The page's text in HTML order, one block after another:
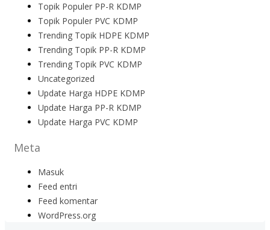
Topik Populer PP-R KDMP
Topik Populer PVC KDMP
Trending Topik HDPE KDMP
Trending Topik PP-R KDMP
Trending Topik PVC KDMP
Uncategorized
Update Harga HDPE KDMP
Update Harga PP-R KDMP
Update Harga PVC KDMP
Meta
Masuk
Feed entri
Feed komentar
WordPress.org